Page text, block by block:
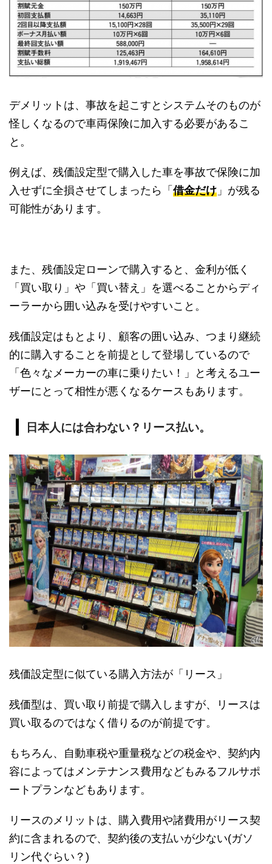
デメリットは、事故を起こすとシステムそのものが
怪しくなるので車両保険に加入する必要があるこ
と。
例えば、残価設定型で購入した車を事故で保険に加
入せずに全損させてしまったら「 借金だけ 」が残る
可能性があります。
また、残価設定ローンで購入すると、金利が低く
「買い取り」や「買い替え」を選べることからディ
ーラーから囲い込みを受けやすいこと。
残価設定はもとより、顧客の囲い込み、つまり継続
的に購入することを前提として登場しているので
「色々なメーカーの車に乗りたい！」と考えるユー
ザーにとって相性が悪くなるケースもあります。
日本人には合わない？リース払い。
残価設定型に似ている購入方法が「リース」
残価型は、買い取り前提で購入しますが、リースは
買い取るのではなく借りるのが前提です。
もちろん、自動車税や重量税などの税金や、契約内
容によってはメンテナンス費用などもみるフルサポ
ートプランなどもあります。
リースのメリットは、購入費用や諸費用がリース契
約に含まれるので、契約後の支払いが少ない(ガソ
リン代ぐらい？)